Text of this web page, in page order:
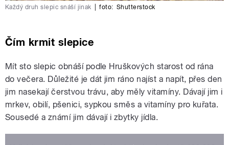
Každý druh slepic snáší jinak foto: Shutterstock
Čím krmit slepice
Mít sto slepic obnáší podle Hruškových starost od rána
do večera. Důležité je dát jim ráno najíst a napít, přes den
jim nasekají čerstvou trávu, aby měly vitamíny. Dávají jim i
mrkev, obilí, pšenici, sypkou směs a vitamíny pro kuřata.
Sousedé a známí jim dávají i zbytky jídla.